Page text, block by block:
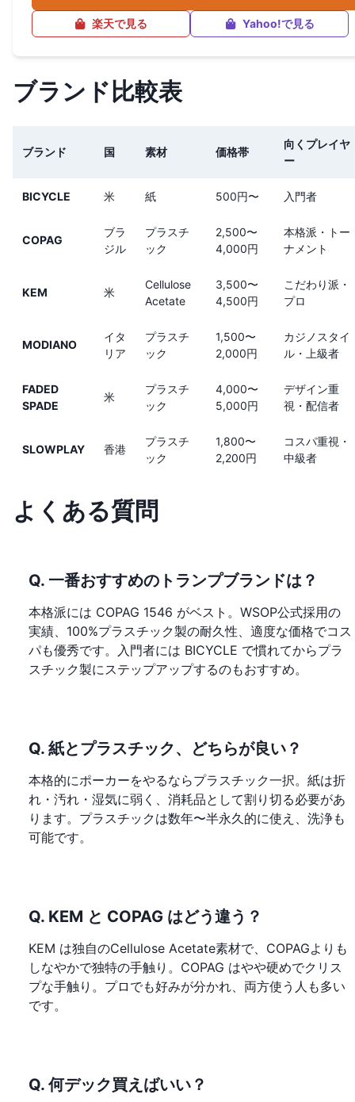
楽天で見る Yahoo!で見る
ブランド比較表
ブランド 国 素材 価格帯
向くプレイヤ
ー
BICYCLE 米 紙 500円〜 入門者
COPAG
ブラ
ジル
プラスチ
ック
2,500〜
4,000円
本格派・トー
ナメント
KEM 米
Cellulose
Acetate
3,500〜
4,500円
こだわり派・
プロ
MODIANO
イタ
リア
プラスチ
ック
1,500〜
2,000円
カジノスタイ
ル・上級者
FADED
SPADE
米
プラスチ
ック
4,000〜
5,000円
デザイン重
視・配信者
SLOWPLAY 香港
プラスチ
ック
1,800〜
2,200円
コスパ重視・
中級者
よくある質問
Q. 一番おすすめのトランプブランドは？
本格派には COPAG 1546 がベスト。WSOP公式採用の
実績、100%プラスチック製の耐久性、適度な価格でコス
パも優秀です。入門者には BICYCLE で慣れてからプラ
スチック製にステップアップするのもおすすめ。
Q. 紙とプラスチック、どちらが良い？
本格的にポーカーをやるならプラスチック一択。紙は折
れ・汚れ・湿気に弱く、消耗品として割り切る必要があ
ります。プラスチックは数年〜半永久的に使え、洗浄も
可能です。
Q. KEM と COPAG はどう違う？
KEM は独自のCellulose Acetate素材で、COPAGよりも
しなやかで独特の手触り。COPAG はやや硬めでクリス
プな手触り。プロでも好みが分かれ、両方使う人も多い
です。
Q. 何デック買えばいい？